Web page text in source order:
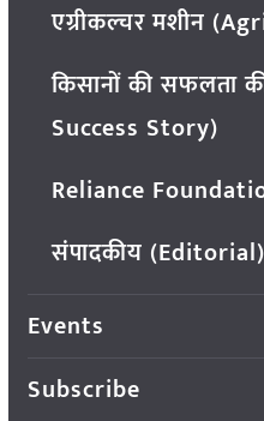
एग्रीकल्चर मशीन
किसानों की सफलता
Success Story)
Reliance
संपादकीय (Editorial)
Events
Subscribe